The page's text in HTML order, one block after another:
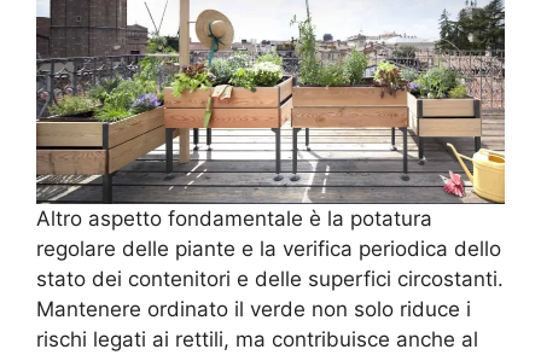
Altro aspetto fondamentale è la potatura
regolare delle piante e la verifica periodica dello
stato dei contenitori e delle superfici circostanti.
Mantenere ordinato il verde non solo riduce i
rischi legati ai rettili, ma contribuisce anche al